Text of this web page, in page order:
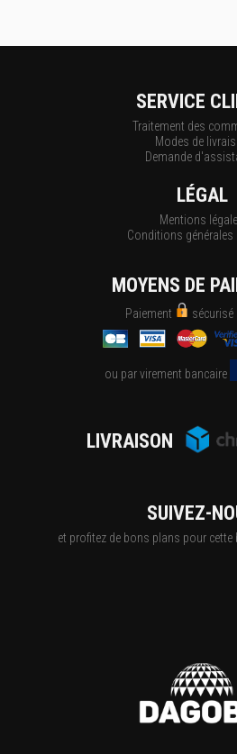
SERVICE
Traitement des
Modes de
Demande
LÉGAL
Mentions
Conditions générales
MOYENS DE
Paiement sécurisé
ou par virement bancaire
LIVRAISON
SUIVEZ-
et profitez de bons plans pour